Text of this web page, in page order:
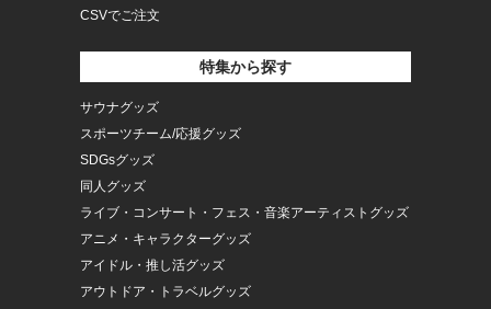
CSVでご注文
特集から探す
サウナグッズ
スポーツチーム/応援グッズ
SDGsグッズ
同人グッズ
ライブ・コンサート・フェス・音楽アーティストグッズ
アニメ・キャラクターグッズ
アイドル・推し活グッズ
アウトドア・トラベルグッズ